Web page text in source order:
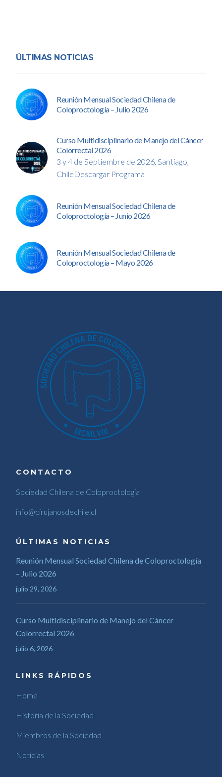
ÚLTIMAS NOTICIAS
Reunión Mensual Sociedad Chilena de
Coloproctología – Julio 2026
Curso Multidisciplinario de Manejo del Cáncer
Colorrectal 2026
3 y 4 de Septiembre de 2026, Santiago,
ChileDescargar Programa
Reunión Mensual Sociedad Chilena de
Coloproctología – Junio 2026
Reunión Mensual Sociedad Chilena de
Coloproctología – Mayo 2026
CONTACTO
Sociedad Chilena de Coloproctología
info@cirujanosdechile.cl
ÚLTIMAS NOTICIAS
Reunión Mensual Sociedad Chilena de Coloproctología
– Julio 2026
julio 29, 2026
Curso Multidisciplinario de Manejo del Cáncer
Colorrectal 2026
julio 6, 2026
LINKS RÁPIDOS
Home
Historia de la Sociedad
Miembros de la Sociedad
Noticias